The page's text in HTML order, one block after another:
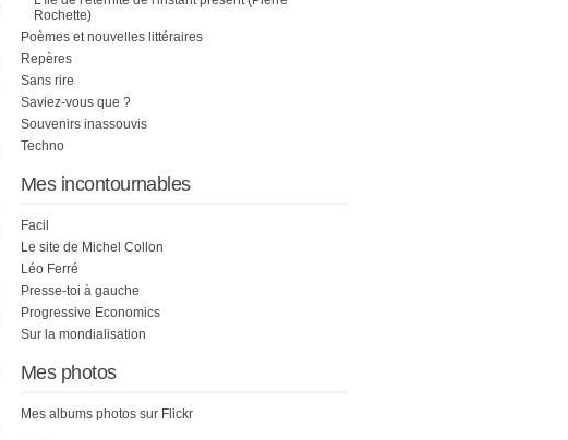
Rochette)
Poèmes et nouvelles littéraires
Repères
Sans rire
Saviez-vous que ?
Souvenirs inassouvis
Techno
Mes incontournables
Facil
Le site de Michel Collon
Léo Ferré
Presse-toi à gauche
Progressive Economics
Sur la mondialisation
Mes photos
Mes albums photos sur Flickr